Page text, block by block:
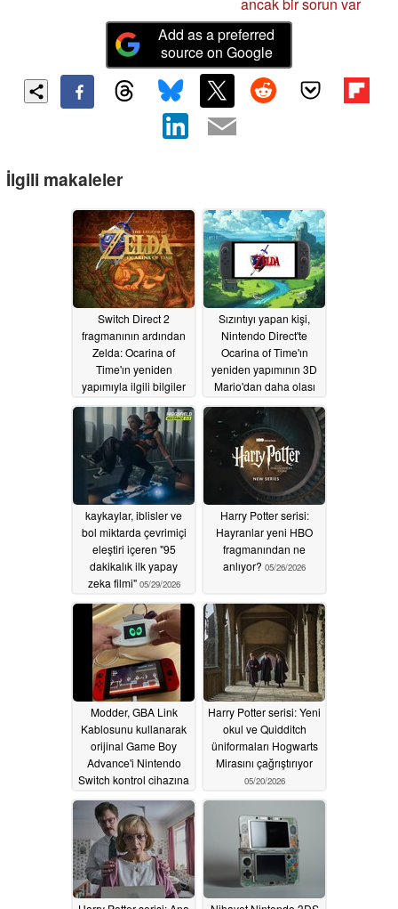
Add as a preferred
source on Google
İlgili makaleler
Switch Direct 2
fragmanının ardından
Zelda: Ocarina of
Time'ın yeniden
yapımıyla ilgili bilgiler
Google'da sızdı
06/15/2026
Sızıntıyı yapan kişi,
Nintendo Direct'te
Ocarina of Time'ın
yeniden yapımının 3D
Mario'dan daha olası
olduğunu söylüyor
06/09/2026
kaykaylar, iblisler ve
bol miktarda çevrimiçi
eleştiri içeren "95
dakikalık ilk yapay
zeka filmi" 05/29/2026
Harry Potter serisi:
Hayranlar yeni HBO
fragmanından ne
anlıyor? 05/26/2026
Modder, GBA Link
Kablosunu kullanarak
orijinal Game Boy
Advance'i Nintendo
Switch kontrol cihazına
dönüştürüyor05/23/2026
Harry Potter serisi: Yeni
okul ve Quidditch
üniformaları Hogwarts
Mirasını çağrıştırıyor
05/20/2026